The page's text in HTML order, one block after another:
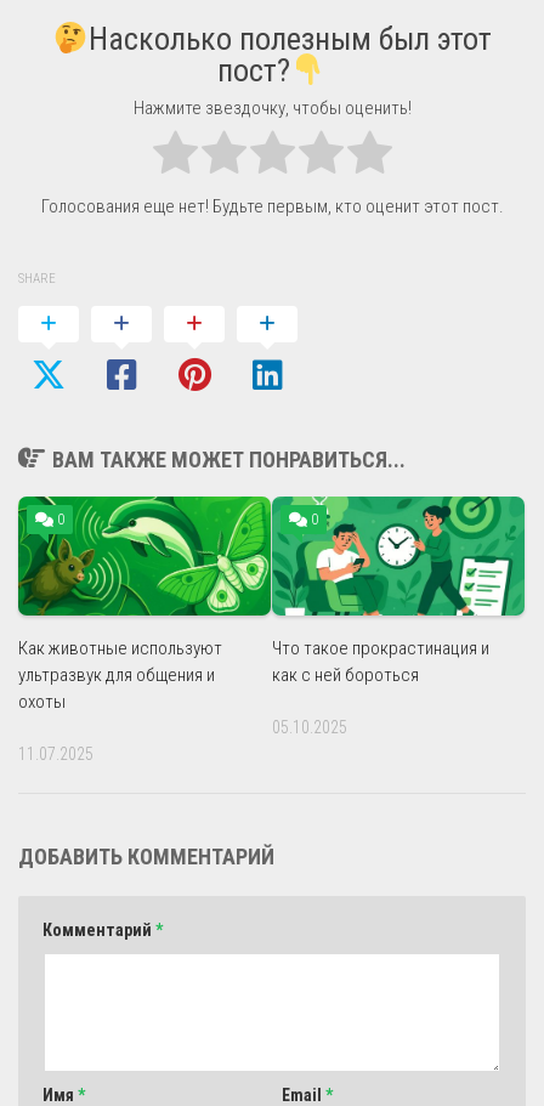
Насколько полезным был этот
пост?
Нажмите звездочку, чтобы оценить!
Голосования еще нет! Будьте первым, кто оценит этот пост.
SHARE
ВАМ ТАКЖЕ МОЖЕТ ПОНРАВИТЬСЯ...
0
Как животные используют
ультразвук для общения и
охоты
11.07.2025
0
Что такое прокрастинация и
как с ней бороться
05.10.2025
ДОБАВИТЬ КОММЕНТАРИЙ
Комментарий *
Имя * Email *